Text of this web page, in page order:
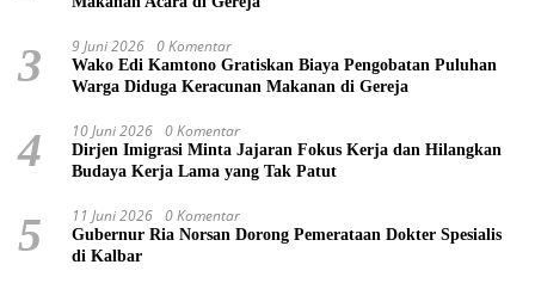
3 9 Juni 2026 0 Komentar
Wako Edi Kamtono Gratiskan Biaya Pengobatan Puluhan
Warga Diduga Keracunan Makanan di Gereja
4 10 Juni 2026 0 Komentar
Dirjen Imigrasi Minta Jajaran Fokus Kerja dan Hilangkan
Budaya Kerja Lama yang Tak Patut
5 11 Juni 2026 0 Komentar
Gubernur Ria Norsan Dorong Pemerataan Dokter Spesialis
di Kalbar